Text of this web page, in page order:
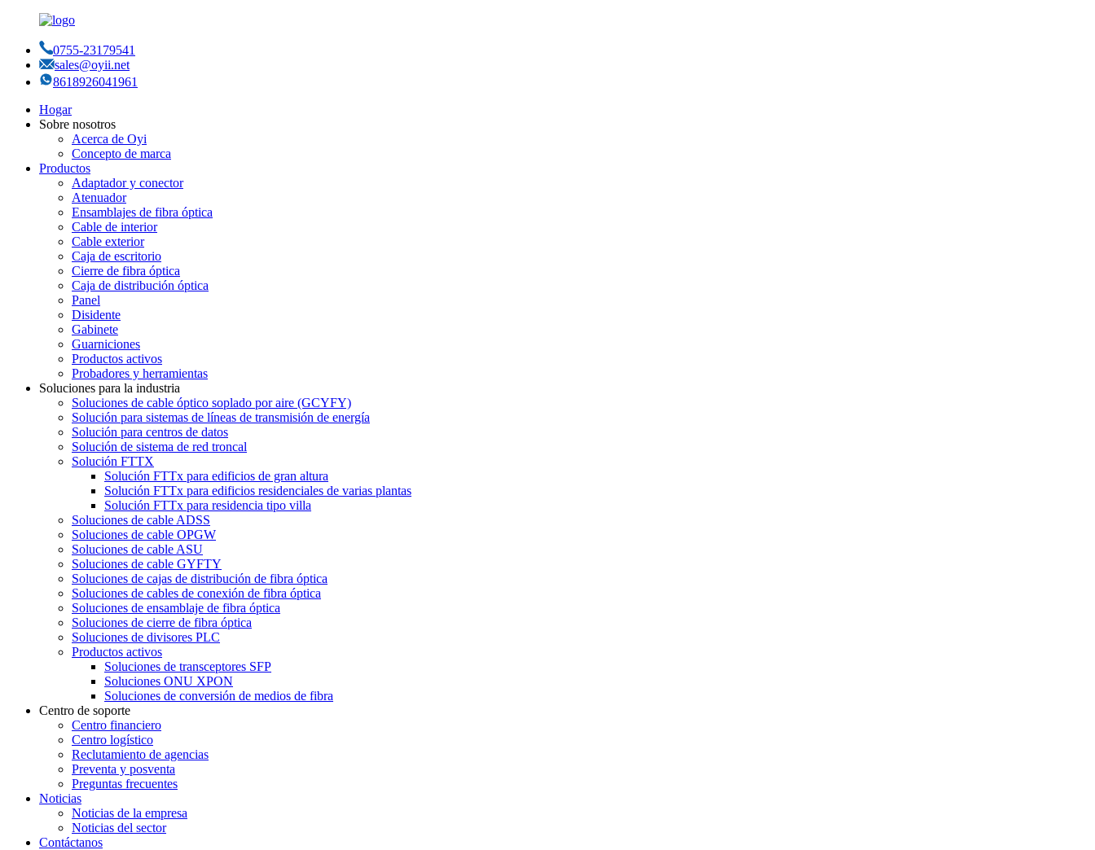
0755-23179541
sales@oyii.net
8618926041961
Hogar
Sobre nosotros
Acerca de Oyi
Concepto de marca
Productos
Adaptador y conector
Atenuador
Ensamblajes de fibra óptica
Cable de interior
Cable exterior
Caja de escritorio
Cierre de fibra óptica
Caja de distribución óptica
Panel
Disidente
Gabinete
Guarniciones
Productos activos
Probadores y herramientas
Soluciones para la industria
Soluciones de cable óptico soplado por aire (GCYFY)
Solución para sistemas de líneas de transmisión de energía
Solución para centros de datos
Solución de sistema de red troncal
Solución FTTX
Solución FTTx para edificios de gran altura
Solución FTTx para edificios residenciales de varias plantas
Solución FTTx para residencia tipo villa
Soluciones de cable ADSS
Soluciones de cable OPGW
Soluciones de cable ASU
Soluciones de cable GYFTY
Soluciones de cajas de distribución de fibra óptica
Soluciones de cables de conexión de fibra óptica
Soluciones de ensamblaje de fibra óptica
Soluciones de cierre de fibra óptica
Soluciones de divisores PLC
Productos activos
Soluciones de transceptores SFP
Soluciones ONU XPON
Soluciones de conversión de medios de fibra
Centro de soporte
Centro financiero
Centro logístico
Reclutamiento de agencias
Preventa y posventa
Preguntas frecuentes
Noticias
Noticias de la empresa
Noticias del sector
Contáctanos